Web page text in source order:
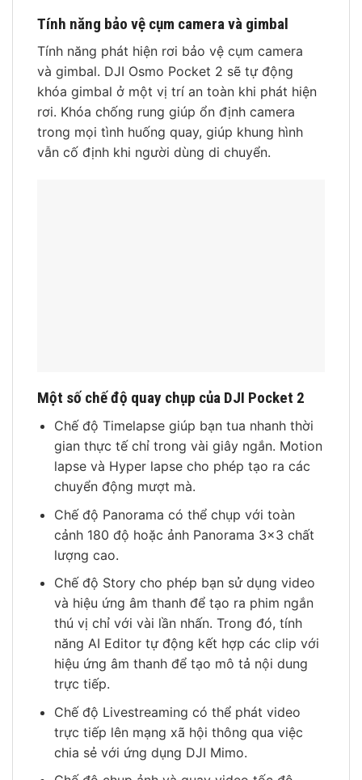
Tính năng bảo vệ cụm camera và gimbal
Tính năng phát hiện rơi bảo vệ cụm camera
và gimbal. DJI Osmo Pocket 2 sẽ tự động
khóa gimbal ở một vị trí an toàn khi phát hiện
rơi. Khóa chống rung giúp ổn định camera
trong mọi tình huống quay, giúp khung hình
vẫn cố định khi người dùng di chuyển.
Một số chế độ quay chụp của DJI Pocket 2
Chế độ Timelapse giúp bạn tua nhanh thời
gian thực tế chỉ trong vài giây ngắn. Motion
lapse và Hyper lapse cho phép tạo ra các
chuyển động mượt mà.
Chế độ Panorama có thể chụp với toàn
cảnh 180 độ hoặc ảnh Panorama 3×3 chất
lượng cao.
Chế độ Story cho phép bạn sử dụng video
và hiệu ứng âm thanh để tạo ra phim ngắn
thú vị chỉ với vài lần nhấn. Trong đó, tính
năng AI Editor tự động kết hợp các clip với
hiệu ứng âm thanh để tạo mô tả nội dung
trực tiếp.
Chế độ Livestreaming có thể phát video
trực tiếp lên mạng xã hội thông qua việc
chia sẻ với ứng dụng DJI Mimo.